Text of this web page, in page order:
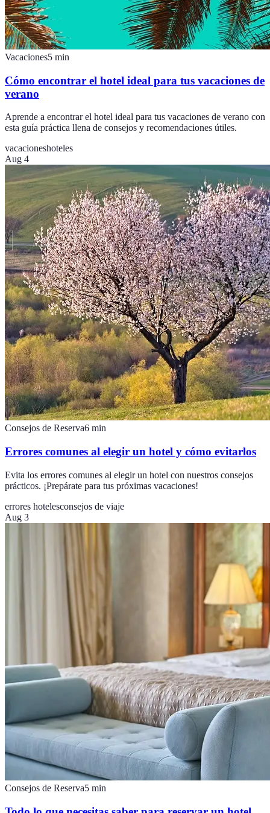
Vacaciones5 min
Cómo encontrar el hotel ideal para tus vacaciones de
verano
Aprende a encontrar el hotel ideal para tus vacaciones de verano con
esta guía práctica llena de consejos y recomendaciones útiles.
vacacioneshoteles
Aug 4
Consejos de Reserva6 min
Errores comunes al elegir un hotel y cómo evitarlos
Evita los errores comunes al elegir un hotel con nuestros consejos
prácticos. ¡Prepárate para tus próximas vacaciones!
errores hotelesconsejos de viaje
Aug 3
Consejos de Reserva5 min